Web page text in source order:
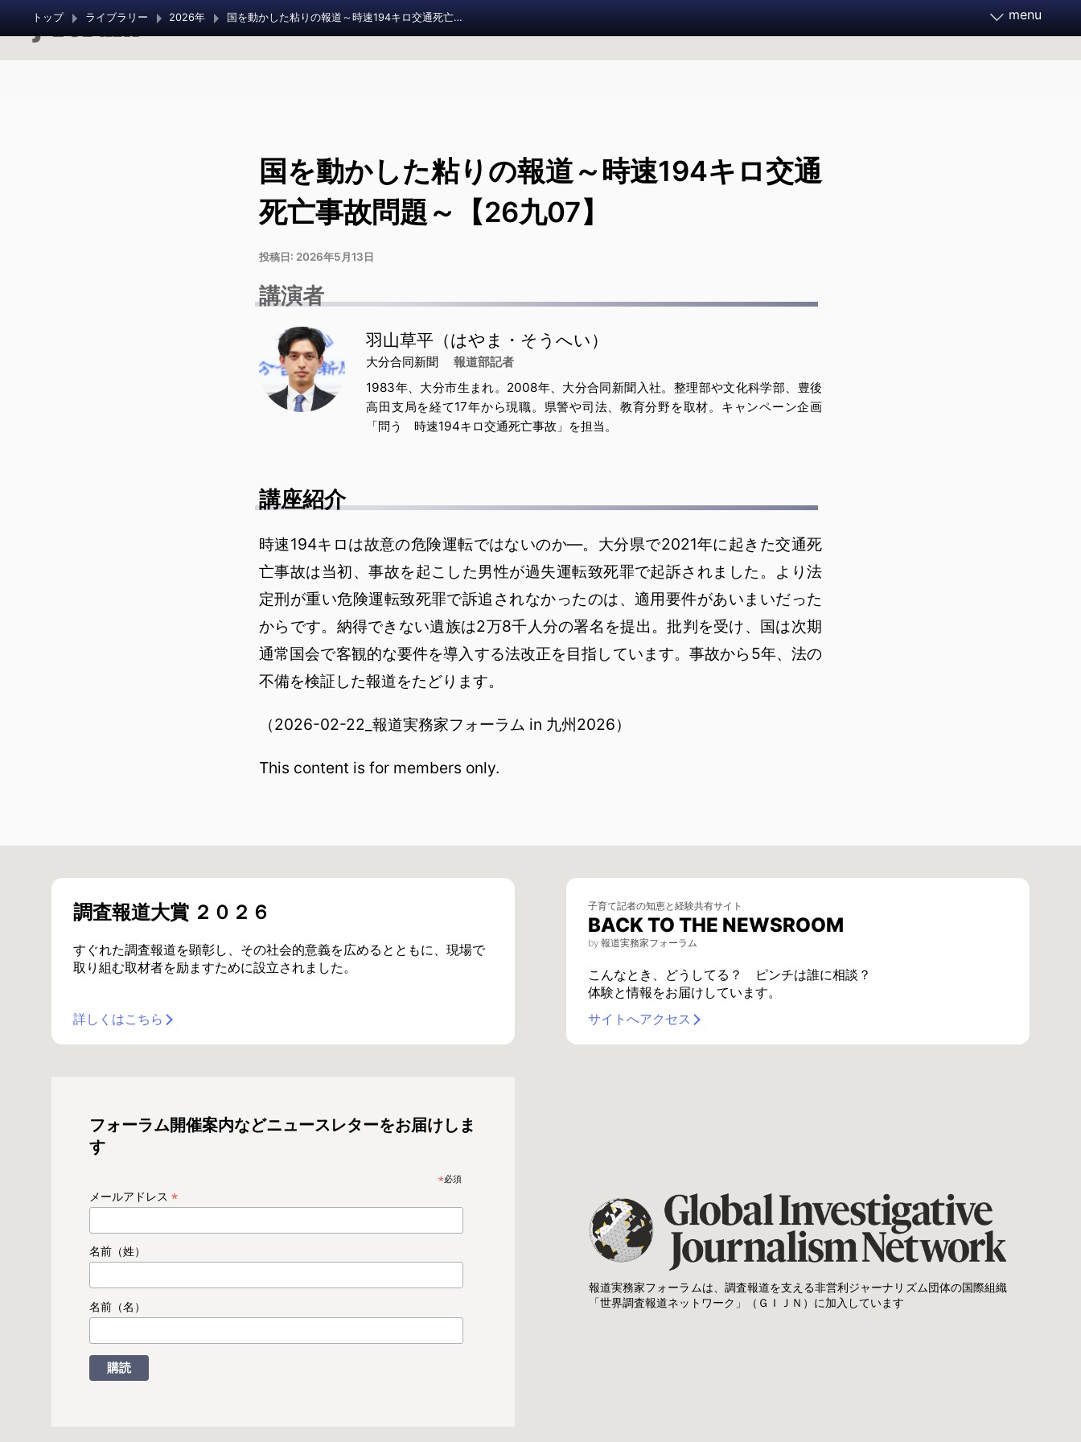
トップ ライブラリー 2026年 国を動かした粘りの報道～時速194キロ交通死亡事故問題～【26九07】 menu
お知らせ フォーラムとは
調査報道大賞 2026
国を動かした粘りの報道～時速194キロ交通
死亡事故問題～【26九07】
投稿日: 2026年5月13日
講演者
羽山草平（はやま・そうへい）
大分合同新聞
報道部記者
1983年、大分市生まれ。2008年、大分合同新聞入社。整理部や文化科学部、豊後
高田支局を経て17年から現職。県警や司法、教育分野を取材。キャンペーン企画
「問う 時速194キロ交通死亡事故」を担当。
講座紹介
時速194キロは故意の危険運転ではないのか―。大分県で2021年に起きた交通死
亡事故は当初、事故を起こした男性が過失運転致死罪で起訴されました。より法
定刑が重い危険運転致死罪で訴追されなかったのは、適用要件があいまいだった
からです。納得できない遺族は2万8千人分の署名を提出。批判を受け、国は次期
通常国会で客観的な要件を導入する法改正を目指しています。事故から5年、法の
不備を検証した報道をたどります。
（2026-02-22_報道実務家フォーラム in 九州2026）
This content is for members only.
調査報道大賞 ２０２６
すぐれた調査報道を顕彰し、その社会的意義を広めるとともに、現場で
取り組む取材者を励ますために設立されました。
詳しくはこちら
子育て記者の知恵と経験共有サイト
BACK TO THE NEWSROOM
by 報道実務家フォーラム
こんなとき、どうしてる？ ピンチは誰に相談？
体験と情報をお届けしています。
サイトへアクセス
フォーラム開催案内などニュースレターをお届けしま
す
*必須
メールアドレス *
名前（姓）
名前（名）
報道実務家フォーラムは、調査報道を支える非営利ジャーナリズム団体の国際組織
「世界調査報道ネットワーク」（ＧＩＪＮ）に加入しています